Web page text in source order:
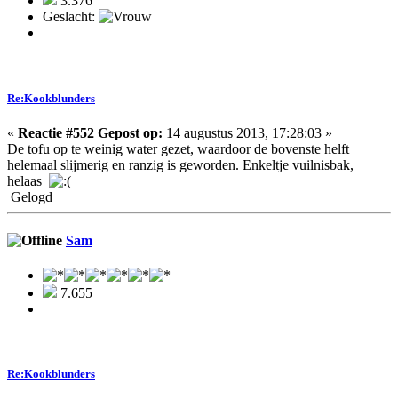
Geslacht:
Re:Kookblunders
« Reactie #552 Gepost op: 14 augustus 2013, 17:28:03 »
De tofu op te weinig water gezet, waardoor de bovenste helft
helemaal slijmerig en ranzig is geworden. Enkeltje vuilnisbak,
helaas
Gelogd
Sam
7.655
Re:Kookblunders